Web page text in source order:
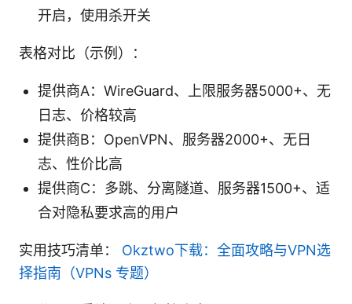
开启，使用杀开关
表格对比（示例）：
提供商A：WireGuard、上限服务器5000+、无
日志、价格较高
提供商B：OpenVPN、服务器2000+、无日
志、性价比高
提供商C：多跳、分离隧道、服务器1500+、适
合对隐私要求高的用户
实用技巧清单： Okztwo下载：全面攻略与VPN选
择指南（VPNs 专题）